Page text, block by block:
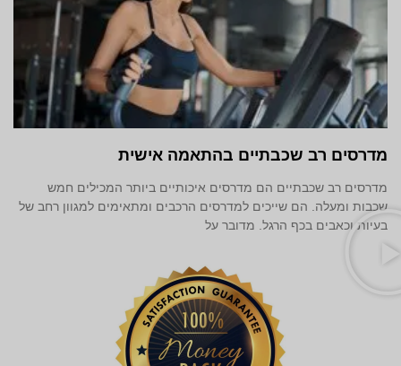
מדרסים רב שכבתיים בהתאמה אישית
מדרסים רב שכבתיים הם מדרסים איכותיים ביותר המכילים חמש
שכבות ומעלה. הם שייכים למדרסים הרכבים ומתאימים למגוון רחב של
בעיות וכאבים בכף הרגל. מדובר על